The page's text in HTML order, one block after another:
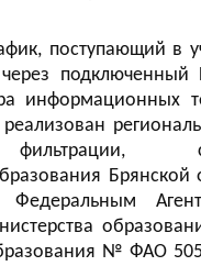
поступающий в
подключенный
информационных
Брянской
Федеральным
№ ФАО